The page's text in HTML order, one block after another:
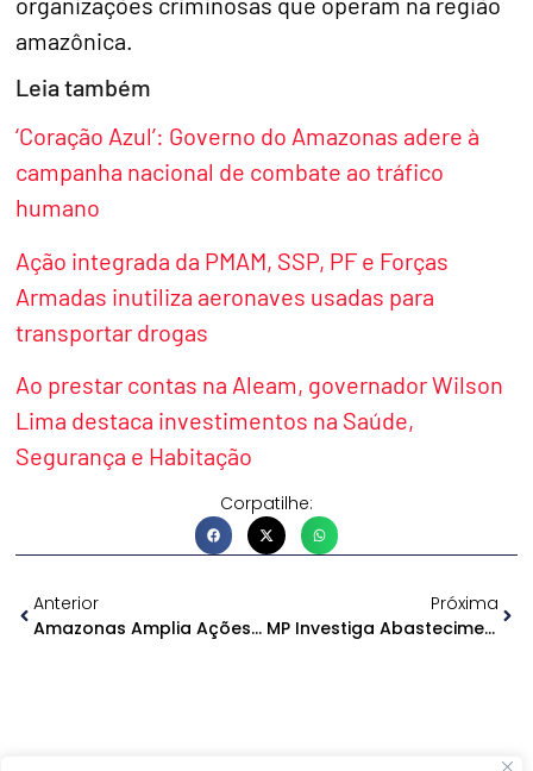
amazônica.
Leia também
‘Coração Azul’: Governo do Amazonas adere à
campanha nacional de combate ao tráfico
humano
Ação integrada da PMAM, SSP, PF e Forças
Armadas inutiliza aeronaves usadas para
transportar drogas
Ao prestar contas na Aleam, governador Wilson
Lima destaca investimentos na Saúde,
Segurança e Habitação
Corpatilhe:
Anterior
Amazonas Amplia Ações Contra Estiagem E Apresenta Balanço
Próxima
MP Investiga Abastecimento De Medicamentos Para Saúde Mental